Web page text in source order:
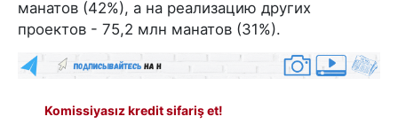
манатов (42%), а на реализацию других
проектов - 75,2 млн манатов (31%).
Komissiyasız kredit sifariş et!